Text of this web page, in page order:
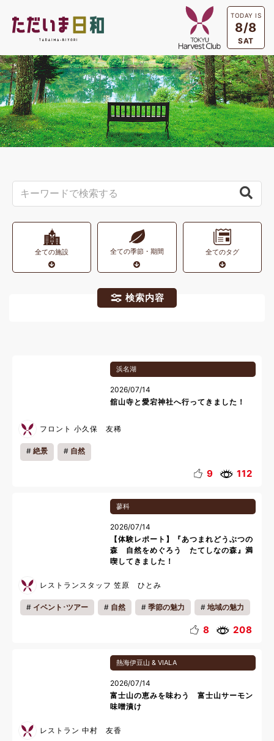
TODAY IS
8/8
SAT
全ての施設 全ての季節・期間 全てのタグ
検索内容
浜名湖
2026/07/14
舘山寺と愛宕神社へ行ってきました！
フロント 小久保 友稀
絶景 自然
9 112
蓼科
2026/07/14
【体験レポート】『あつまれどうぶつの
森 自然をめぐろう たてしなの森』満
喫してきました！
レストランスタッフ 笠原 ひとみ
イベント･ツアー 自然 季節の魅力 地域の魅力
ワ―ケーション リフレッシュ
8 208
熱海伊豆山 & VIALA
2026/07/14
富士山の恵みを味わう 富士山サーモン
味噌漬け
レストラン 中村 友香